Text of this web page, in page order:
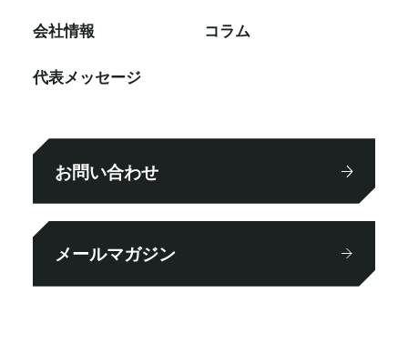
会社情報
代表メッセージ
コラム
お問い合わせ
メールマガジン